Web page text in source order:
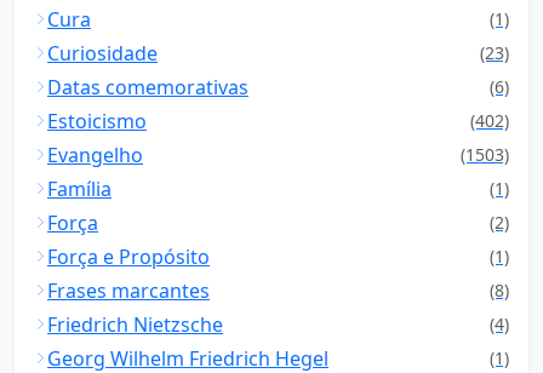
Cura (1)
Curiosidade (23)
Datas comemorativas (6)
Estoicismo (402)
Evangelho (1503)
Família (1)
Força (2)
Força e Propósito (1)
Frases marcantes (8)
Friedrich Nietzsche (4)
Georg Wilhelm Friedrich Hegel (1)